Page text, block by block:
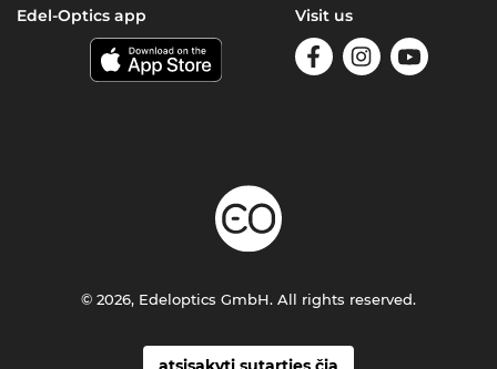
Edel-Optics app Visit us
© 2026, Edeloptics GmbH. All rights reserved.